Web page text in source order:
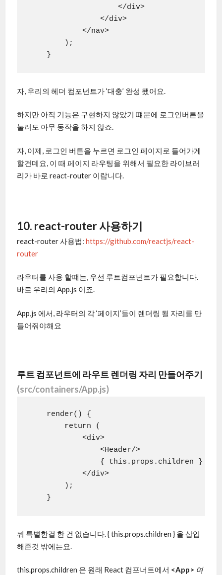
                    </div>
                </div>
            </nav>
        );
    }
자, 우리의 헤더 컴포넌트가 ‘대충’ 완성 됐어요.
하지만 아직 기능은 구현하지 않았기 떄문에 로그인버튼을
눌러도 아무 동작을 하지 않죠.
자, 이제, 로그인 버튼을 누르면 로그인 페이지로 들어가게
할건데요, 이 때 페이지 라우팅을 위해서 필요한 라이브러
리가 바로 react-router 이랍니다.
10. react-router 사용하기
react-router 사용법: https://github.com/reactjs/react-
router
라우터를 사용 할떄는, 우선 루트컴포넌트가 필요합니다.
바로 우리의 App.js 이죠.
App,js 에서, 라우터의 각 ‘페이지’들이 렌더링 될 자리를 만
들어줘야해요
루트 컴포넌트에 라우트 렌더링 자리 만들어주기
(src/containers/App.js)
    render() {
        return (
            <div>
                <Header/>
                { this.props.children }
            </div>
        );
    }
뭐 특별한걸 한 건 없습니다. { this.props.children } 을 삽입
해준것 밖에는요.
this.props.children 은 원래 React 컴포너트에서 <App> 여